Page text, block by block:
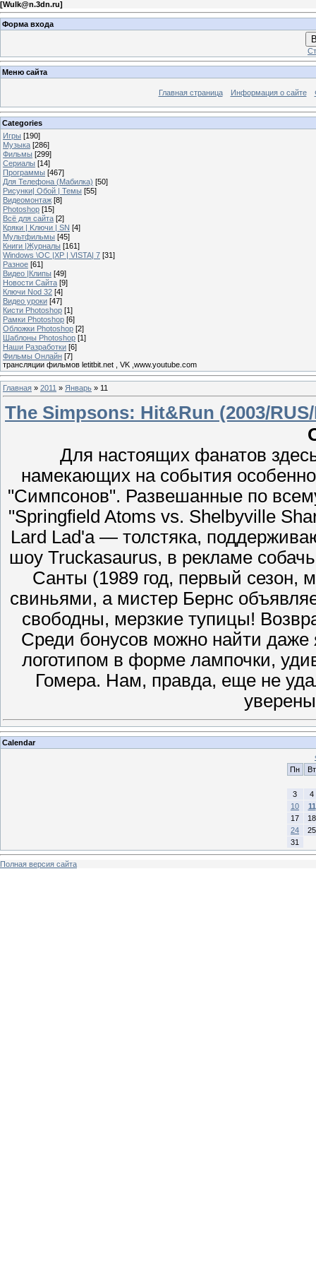
[Wulk@n.3dn.ru]
Форма входа
Меню сайта
Главная страница Информация о сайте
Categories
Игры [190]
Музыка [286]
Фильмы [299]
Сериалы [14]
Программы [467]
Для Телефона (Мабилка) [50]
Рисунки| Обой | Темы [55]
Видеомонтаж [8]
Photoshop [15]
Всё для сайта [2]
Кряки | Kлючи | SN [4]
Мультфильмы [45]
Книги |Журналы [161]
Windows \OC |XP | VISTA| 7 [31]
Разное [61]
Видео |Клипы [49]
Новости Сайта [9]
Ключи Nod 32 [4]
Видео уроки [47]
Кисти Photoshop [1]
Рамки Photoshop [6]
Обложки Photoshop [2]
Шаблоны Photoshop [1]
Наши Разработки [6]
Фильмы Онлайн [7]
трансляции фильмов letitbit.net , VK ,www.youtube.com
Главная » 2011 » Январь » 11
The Simpsons: Hit&Run (2003/
Для настоящих фанатов
намекающих на события
"Симпсонов". Развешанные по
"Springfield Atoms vs. Shelbyville
Lard Lad'а — толстяка,
шоу Truckasaurus, в рекламе
Санты (1989 год, первый сезон,
свиньями, а мистер Бернс
свободны, мерзкие тупицы!
Среди бонусов можно найти даже
логотипом в форме лампочки,
Гомера. Нам, правда, еще не
Calendar
Пн
Вт
3
4
10
11
17
18
24
25
31
Полная версия сайта